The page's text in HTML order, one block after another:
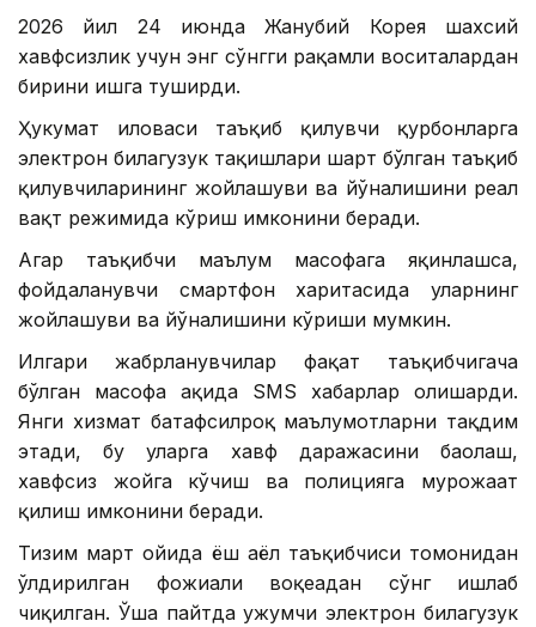
2026 йил 24 июнда Жанубий Корея шахсий
хавфсизлик учун энг сўнгги рақамли воситалардан
бирини ишга туширди.
Ҳукумат иловаси таъқиб қилувчи қурбонларга
электрон билагузук тақишлари шарт бўлган таъқиб
қилувчиларининг жойлашуви ва йўналишини реал
вақт режимида кўриш имконини беради.
Агар таъқибчи маълум масофага яқинлашса,
фойдаланувчи смартфон харитасида уларнинг
жойлашуви ва йўналишини кўриши мумкин.
Илгари жабрланувчилар фақат таъқибчигача
бўлган масофа ҳақида SМS хабарлар олишарди.
Янги хизмат батафсилроқ маълумотларни тақдим
этади, бу уларга хавф даражасини баҳолаш,
хавфсиз жойга кўчиш ва полицияга мурожаат
қилиш имконини беради.
Тизим март ойида ёш аёл таъқибчиси томонидан
ўлдирилган фожиали воқеадан сўнг ишлаб
чиқилган. Ўша пайтда ҳужумчи электрон билагузук